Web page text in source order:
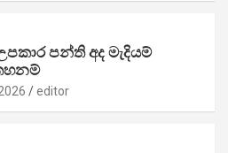
පන්ති අද මැදියම්
editor